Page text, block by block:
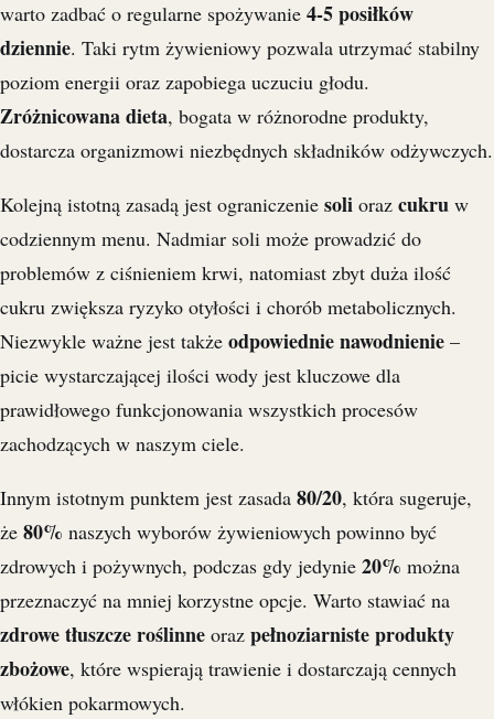
warto zadbać o regularne spożywanie 4-5 posiłków
dziennie. Taki rytm żywieniowy pozwala utrzymać stabilny
poziom energii oraz zapobiega uczuciu głodu.
Zróżnicowana dieta, bogata w różnorodne produkty,
dostarcza organizmowi niezbędnych składników odżywczych.
Kolejną istotną zasadą jest ograniczenie soli oraz cukru w
codziennym menu. Nadmiar soli może prowadzić do
problemów z ciśnieniem krwi, natomiast zbyt duża ilość
cukru zwiększa ryzyko otyłości i chorób metabolicznych.
Niezwykle ważne jest także odpowiednie nawodnienie –
picie wystarczającej ilości wody jest kluczowe dla
prawidłowego funkcjonowania wszystkich procesów
zachodzących w naszym ciele.
Innym istotnym punktem jest zasada 80/20, która sugeruje,
że 80% naszych wyborów żywieniowych powinno być
zdrowych i pożywnych, podczas gdy jedynie 20% można
przeznaczyć na mniej korzystne opcje. Warto stawiać na
zdrowe tłuszcze roślinne oraz pełnoziarniste produkty
zbożowe, które wspierają trawienie i dostarczają cennych
włókien pokarmowych.